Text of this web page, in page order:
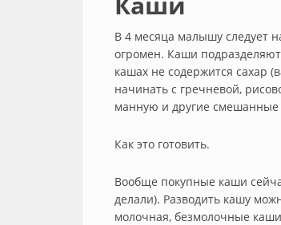
В 4 месяца малышу следует
огромен. Каши
кашах не содержится сахар
начинать с гречневой,
манную и другие
Как это готовить.
Вообще покупные каши
делали). Разводить кашу
молочная, безмолочные